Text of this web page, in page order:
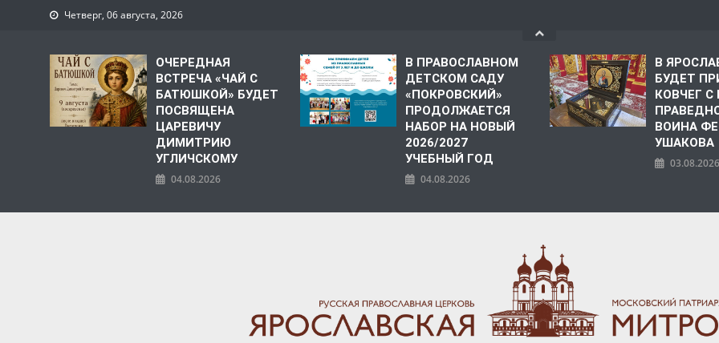
Четверг, 06 августа, 2026
ОЧЕРЕДНАЯ
ВСТРЕЧА «ЧАЙ С
БАТЮШКОЙ» БУДЕТ
ПОСВЯЩЕНА
ЦАРЕВИЧУ
ДИМИТРИЮ
УГЛИЧСКОМУ
04.08.2026
В ПРАВОСЛАВНОМ
ДЕТСКОМ САДУ
«ПОКРОВСКИЙ»
ПРОДОЛЖАЕТСЯ
НАБОР НА НОВЫЙ
2026/2027
УЧЕБНЫЙ ГОД
04.08.2026
В
БУДЕТ
КОВЧЕГ
ВОИНА
УШАКОВА